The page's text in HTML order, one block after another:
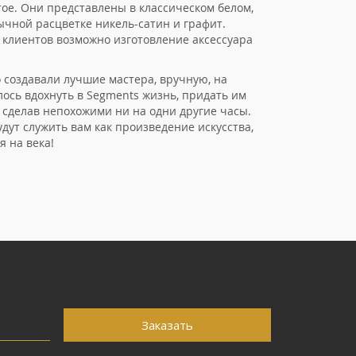
Они представлены в классическом белом,
расцветке никель-сатин и графит.
возможно изготовление аксессуара
лучшие мастера, вручную, на
вдохнуть в Segments жизнь, придать им
непохожими ни на одни другие часы.
служить вам как произведение искусства,
на века!
Заказать